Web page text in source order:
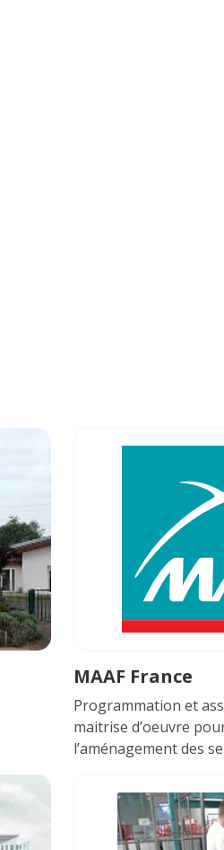
MAAF France
Programmation et
maitrise d’oeuvre
l’aménagement des